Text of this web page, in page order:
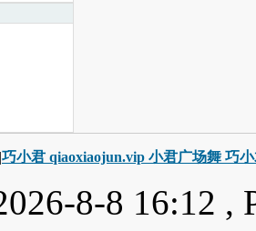
|巧小君 qiaoxiaojun.vip 小君广场舞 巧
8-8 16:12 ,